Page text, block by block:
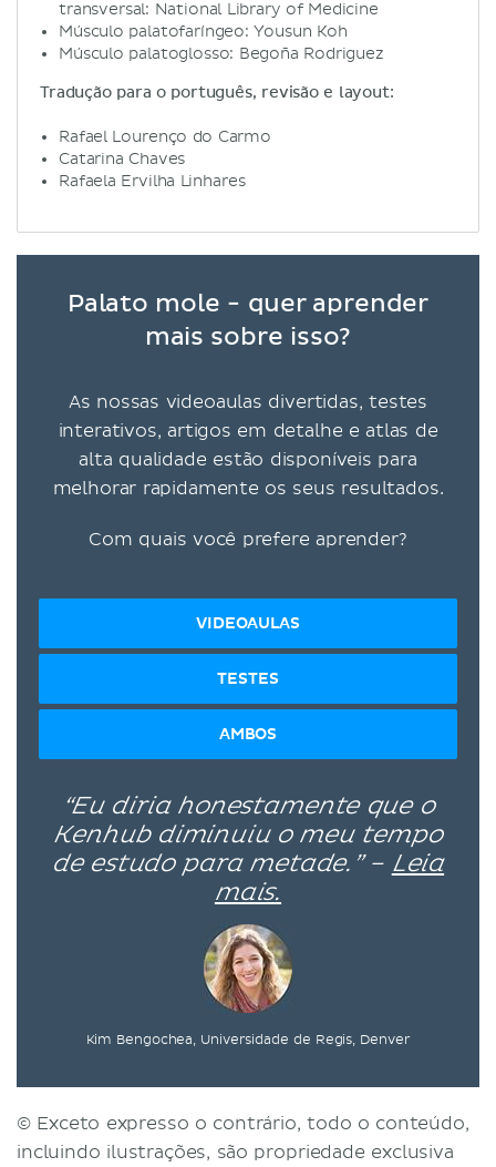
transversal: National Library of Medicine
Músculo palatofaríngeo: Yousun Koh
Músculo palatoglosso: Begoña Rodriguez
Tradução para o português, revisão e layout:
Rafael Lourenço do Carmo
Catarina Chaves
Rafaela Ervilha Linhares
Palato mole - quer aprender
mais sobre isso?
As nossas videoaulas divertidas, testes
interativos, artigos em detalhe e atlas de
alta qualidade estão disponíveis para
melhorar rapidamente os seus resultados.
Com quais você prefere aprender?
VIDEOAULAS
TESTES
AMBOS
“Eu diria honestamente que o
Kenhub diminuiu o meu tempo
de estudo para metade.” – Leia
mais.
Kim Bengochea, Universidade de Regis, Denver
© Exceto expresso o contrário, todo o conteúdo,
incluindo ilustrações, são propriedade exclusiva